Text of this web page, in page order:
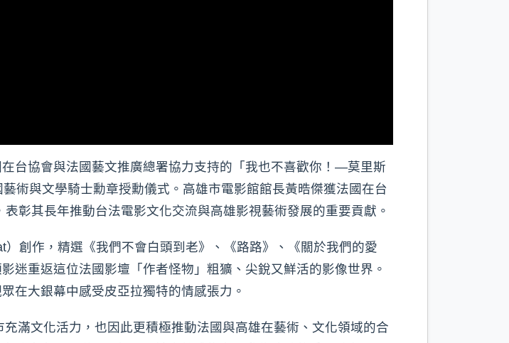
台協會與法國藝文推廣總署協力支持的「我也不喜歡你！—莫里斯
術與文學騎士勳章授勳儀式。高雄市電影館館長黃晧傑獲法國在台
彰其長年推動台法電影文化交流與高雄影視藝術發展的重要貢獻。
創作，精選《我們不會白頭到老》、《路路》、《關於我們的愛
迷重返這位法國影壇「作者怪物」粗獷、尖銳又鮮活的影像世界。
在大銀幕中感受皮亞拉獨特的情感張力。
滿文化活力，也因此更積極推動法國與高雄在藝術、文化領域的合